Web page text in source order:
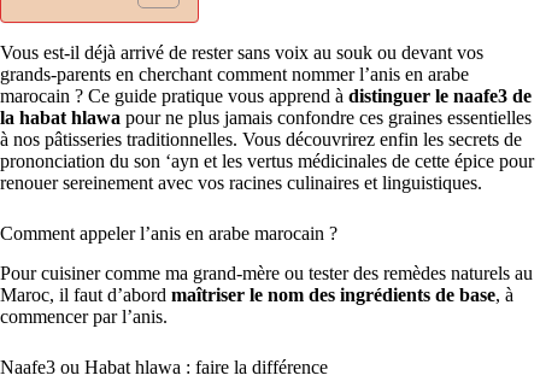
Vous est-il déjà arrivé de rester sans voix au souk ou devant vos
grands-parents en cherchant comment nommer l’anis en arabe
marocain ? Ce guide pratique vous apprend à distinguer le naafe3 de
la habat hlawa pour ne plus jamais confondre ces graines essentielles
à nos pâtisseries traditionnelles. Vous découvrirez enfin les secrets de
prononciation du son ‘ayn et les vertus médicinales de cette épice pour
renouer sereinement avec vos racines culinaires et linguistiques.
Comment appeler l’anis en arabe marocain ?
Pour cuisiner comme ma grand-mère ou tester des remèdes naturels au
Maroc, il faut d’abord maîtriser le nom des ingrédients de base, à
commencer par l’anis.
Naafe3 ou Habat hlawa : faire la différence